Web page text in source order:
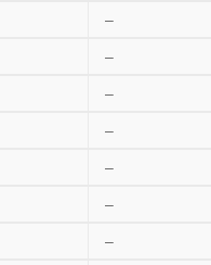
–
–
–
–
–
–
–